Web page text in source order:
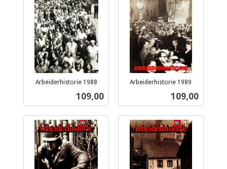
Arbeiderhistorie 1988
Pris
109,00
Arbeiderhistorie 1989
Pris
109,00